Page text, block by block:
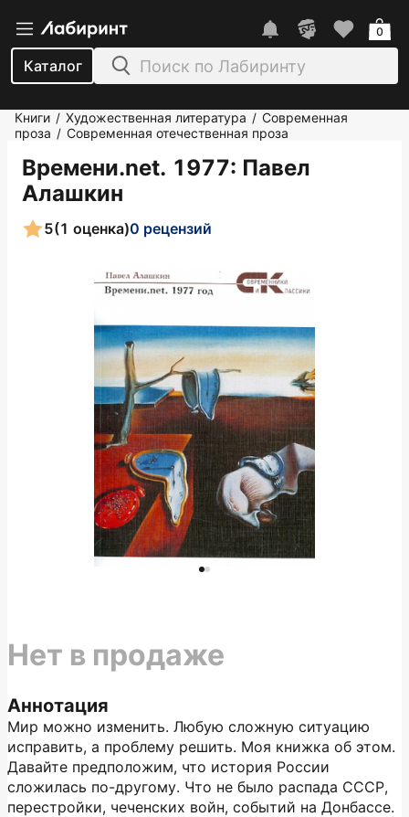
Каталог
0
Книги / Художественная литература / Современная
проза / Современная отечественная проза
Времени.net. 1977: Павел
Алашкин
5(1 оценка)0 рецензий
Аннотация
Мир можно изменить. Любую сложную ситуацию
исправить, а проблему решить. Моя книжка об этом.
Давайте предположим, что история России
сложилась по-другому. Что не было распада СССР,
перестройки, чеченских войн, событий на Донбассе.
Нет в продаже